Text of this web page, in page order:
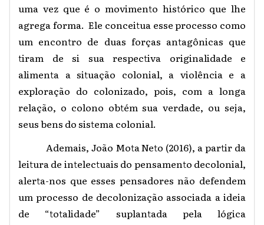
uma vez que é o movimento histórico que lhe
agrega forma. Ele conceitua esse processo como
um encontro de duas forças antagônicas que
tiram de si sua respectiva originalidade e
alimenta a situação colonial, a violência e a
exploração do colonizado, pois, com a longa
relação, o colono obtém sua verdade, ou seja,
seus bens do sistema colonial.
Ademais, João Mota Neto (2016), a partir da
leitura de intelectuais do pensamento decolonial,
alerta-nos que esses pensadores não defendem
um processo de decolonização associada a ideia
de “totalidade” suplantada pela lógica